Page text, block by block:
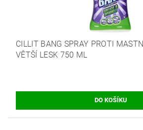
CILLIT BANG SPRAY PROTI
VĚTŠÍ LESK 750 ML